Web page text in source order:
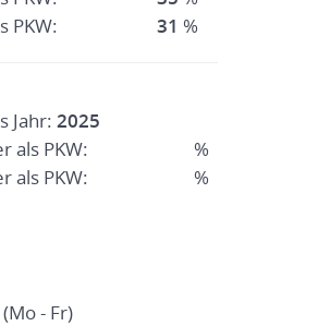
PKW: 31 %
Jahr: 2025
als PKW:
%
als PKW: %
- Fr)